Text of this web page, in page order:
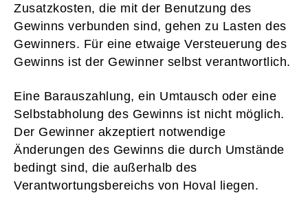
Zusatzkosten, die mit der Benutzung des
Gewinns verbunden sind, gehen zu Lasten des
Gewinners. Für eine etwaige Versteuerung des
Gewinns ist der Gewinner selbst verantwortlich.
Eine Barauszahlung, ein Umtausch oder eine
Selbstabholung des Gewinns ist nicht möglich.
Der Gewinner akzeptiert notwendige
Änderungen des Gewinns die durch Umstände
bedingt sind, die außerhalb des
Verantwortungsbereichs von Hoval liegen.